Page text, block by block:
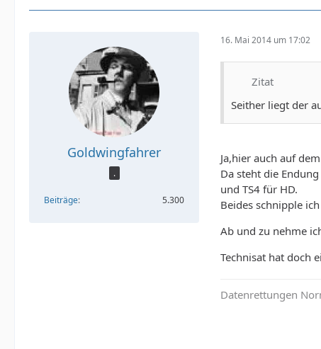
Goldwingfahrer
.
Beiträge 5.300
16. Mai 2014 um 17:02
Zitat
Seither liegt der
Ja,hier auch auf
Da steht die Endung
und TS4 für HD.
Beides schnipple
Ab und zu nehme
Technisat hat doch
Datenrettungen